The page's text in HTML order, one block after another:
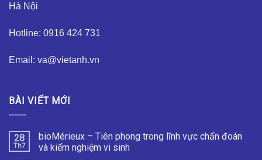
Hà Nội
Hotline: 0916 424 731
Email: va@vietanh.vn
BÀI VIẾT MỚI
28
Th7
bioMérieux – Tiên phong trong lĩnh vực chẩn đoán
và kiểm nghiệm vi sinh